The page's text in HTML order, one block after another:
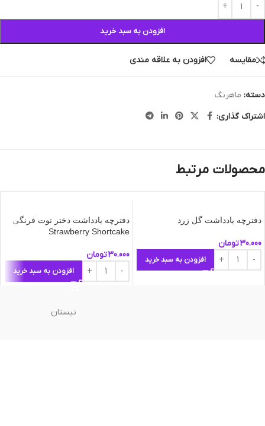
افزودن به سبد خرید
مقایسه افزودن به علاقه مندی
دسته: ماهرنگ
اشتراک گذاری:
محصولات مرتبط
دفترچه یادداشت گل زرد
30.000تومان
افزودن به سبد خرید
دفترچه یادداشت دختر توت فرنگی
Strawberry Shortcake
30.000تومان
افزودن به سبد خرید
نیستان